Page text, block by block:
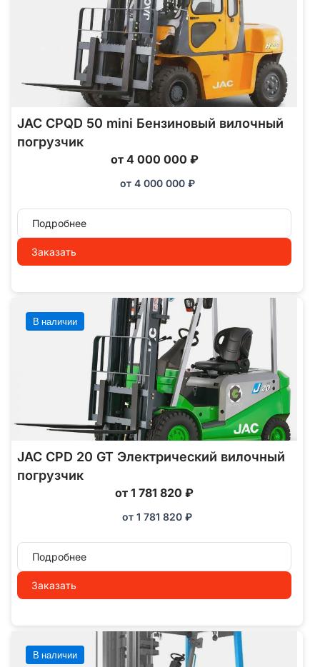
JAC CPQD 50 mini Бензиновый вилочный
погрузчик
от 4 000 000 ₽
от 4 000 000 ₽
Подробнее
Заказать
В наличии
JAC CPD 20 GT Электрический вилочный
погрузчик
от 1 781 820 ₽
от 1 781 820 ₽
Подробнее
Заказать
В наличии